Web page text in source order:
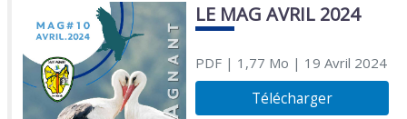
LE MAG AVRIL 2024
PDF| 1,77 Mo | 19 Avril 2024
Télécharger